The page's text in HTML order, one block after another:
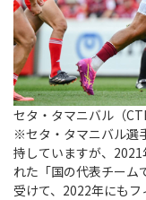
セタ・タマニバル（
※セタ・タマニバル選
持していますが、
れた「国の代表チーム
受けて、2022年にもフ